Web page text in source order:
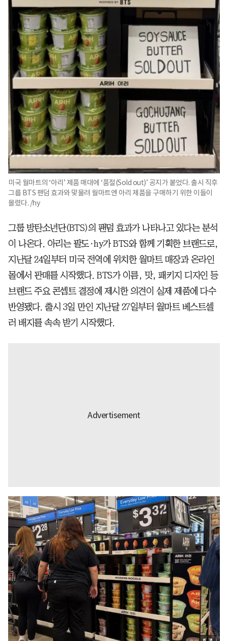
미국 월마트의 ‘아리’ 제품 매대에 ‘품절(Sold out)’ 공지가 붙었다. 출시 직후
그룹 BTS 팬덤 효과와 맞물려 월마트엔 아리 제품을 구매하기 위한 이들이
몰렸다. /hy
그룹 방탄소년단(BTS)의 팬덤 효과가 나타나고 있다는 분석
이 나온다. 아리는 팔도·hy가 BTS와 함께 기획한 브랜드로,
지난달 24일부터 미국 전역에 위치한 월마트 매장과 온라인
몰에서 판매를 시작했다. BTS가 이름, 맛, 패키지 디자인 등
브랜드 주요 콘셉트 결정에 제시한 의견이 실제 제품에 다수
반영됐다. 출시 3일 만인 지난달 27일부터 월마트 베스트셀
러 배지를 속속 받기 시작했다.